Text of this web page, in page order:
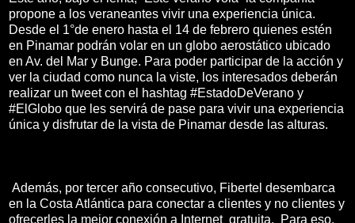
propone a los veraneantes vivir una experiencia única.
Desde el 1°de enero hasta el 14 de febrero quienes estén
en Pinamar podrán volar en un globo aerostático ubicado
en Av. del Mar y Bunge. Para poder participar de la acción y
ver la ciudad como nunca la viste, los interesados deberán
realizar un tweet con el hashtag #EstadoDeVerano y
#ElGlobo que les servirá de pase para vivir una experiencia
única y disfrutar de la vista de Pinamar desde las alturas.
Además, por tercer año consecutivo, Fibertel desembarca
en la Costa Atlántica para conectar a clientes y no clientes y
ofrecerles la mejor conexión a Internet gratuita. Para eso,